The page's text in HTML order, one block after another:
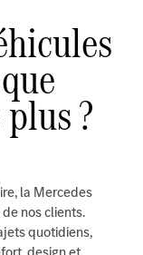
?
la Mercedes
nos clients.
quotidiens,